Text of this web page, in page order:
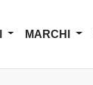
MARCHI